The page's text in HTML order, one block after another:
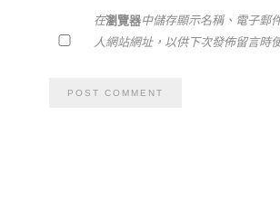
在瀏覽器中儲存顯示名稱、電子郵
人網站網址，以供下次發佈留言時